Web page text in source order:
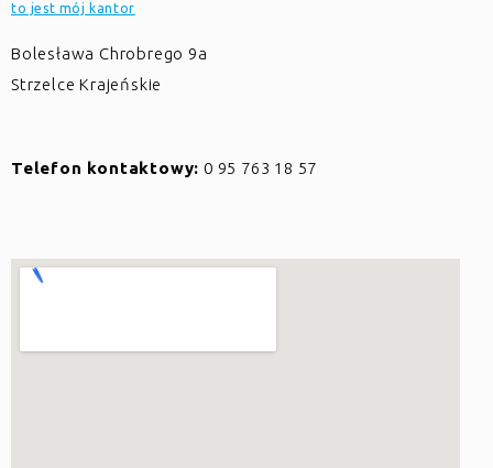
to jest mój kantor
Bolesława Chrobrego 9a
Strzelce Krajeńskie
Telefon kontaktowy: 0 95 763 18 57